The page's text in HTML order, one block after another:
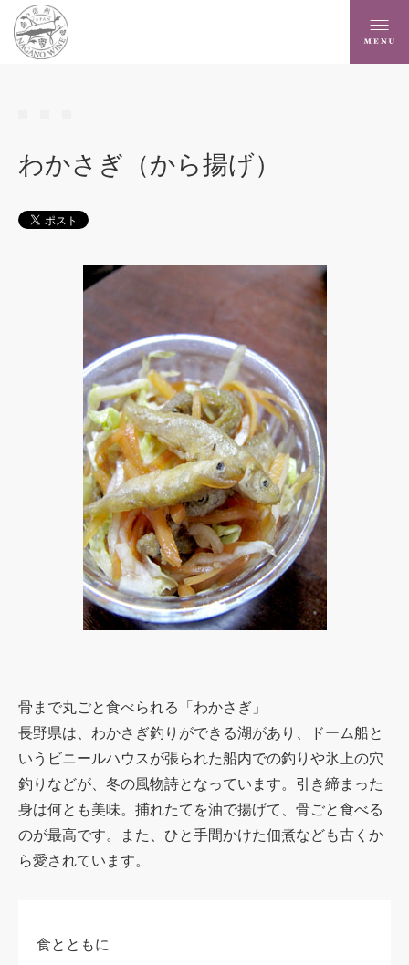
食とともに
わかさぎ（から揚げ）
骨まで丸ごと食べられる「わかさぎ」
長野県は、わかさぎ釣りができる湖があり、ドーム船と
いうビニールハウスが張られた船内での釣りや氷上の穴
釣りなどが、冬の風物詩となっています。引き締まった
身は何とも美味。捕れたてを油で揚げて、骨ごと食べる
のが最高です。また、ひと手間かけた佃煮なども古くか
ら愛されています。